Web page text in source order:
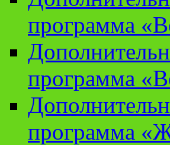
программа
программа
программа